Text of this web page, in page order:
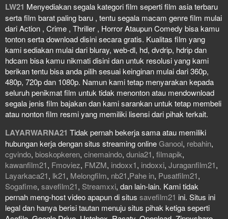
LW21 Menyediakan segala kategori film seperti film asia terbaru
serta film barat paling baru , tentu segala macam genre film mulai
dari Action , Crime , Thriller , Horror Ataupun Comedy bisa kamu
tonton serta download disini secara gratis. Kualitas film yang
kami sediakan mulai dari bluray, web-dl, hd, dvdrip, hdrip dan
hdcam bisa kamu nikmati disini dan untuk resolusi yang kami
berikan tentu bisa anda pilih sesuai keinginan mulai dari 360p,
480p, 720p dan 1080p. Namun kami tetap menyarakan kepada
seluruh penikmat film untuk tidak menonton atau mendownload
segala jenis film bajakan dan kami sarankan untuk tetap membeli
atau nonton film resmi yang memiliki lisensi dari pihak terkait.
LAYARWARNA21 Tidak pernah bekerja sama atau memiliki
hubungan kerja dengan situs streaming onlineGanool, rebahin,
cgvindo, bioskopkeren, cinemaindo, dunia21, filmapik,
kawanfilm21, Fmoviez, FMZM, indoxx1, indoxxi, Juraganfilm21,
Layarkaca21, lk21, Melongfilm, nb21,Pahe in, Pusatfilm21,
Sogafime, savefilm21, Streamxxi, dan lain-lain. Kami tidak
pernah meng-host video apapun di situs savefilm21 ini. Situs ini
legal dan hanya berisi tautan menuju situs pihak ketiga seperti